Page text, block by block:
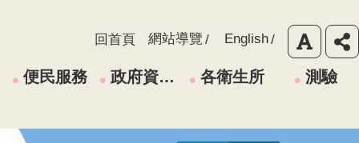
回首頁 網站導覽 English
便民服務 政府資訊公開 各衛生所 測驗